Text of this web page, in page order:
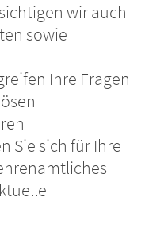
wir auch
sowie
Ihre Fragen
Sie sich für Ihre